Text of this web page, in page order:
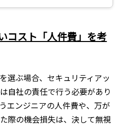
コスト「人件費」を考
選ぶ場合、セキュリティアッ
自社の責任で行う必要があり
エンジニアの人件費や、万が
際の機会損失は、決して無視